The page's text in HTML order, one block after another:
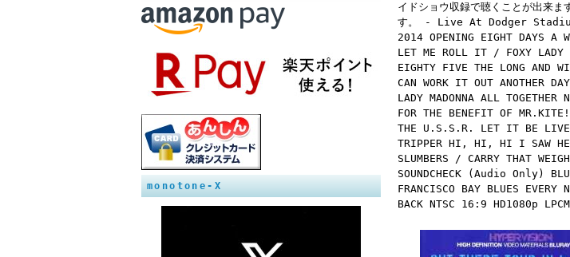
monotone-X
イドショウ収録で聴くことが出来ま
す。 - Live At Dodger
2014 OPENING EIGHT DAYS A
LET ME ROLL IT / FOXY LADY
EIGHTY FIVE THE LONG AND
CAN WORK IT OUT ANOTHER
LADY MADONNA ALL TOGETHER
FOR THE BENEFIT OF
THE U.S.S.R. LET IT BE LIVE
TRIPPER HI, HI, HI I SAW HER
SLUMBERS / CARRY THAT
SOUNDCHECK (Audio Only)
FRANCISCO BAY BLUES EVERY
BACK NTSC 16:9 HD1080p